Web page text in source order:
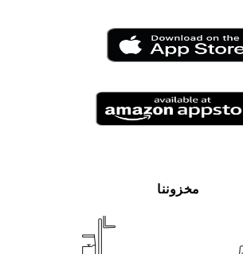
مخزوننا